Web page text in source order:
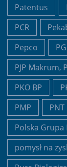
Patentus
PCR
Pepco
PJP Makrum,
PKO BP
PMP
PNT
Polska
pomysł na